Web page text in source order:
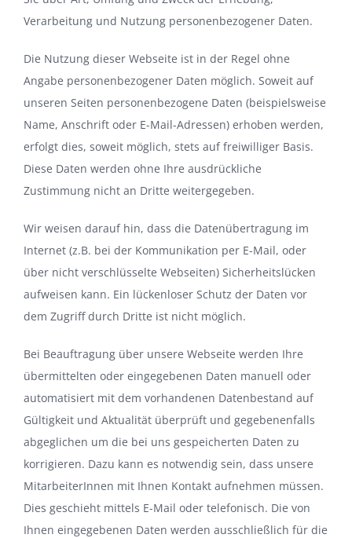
Verarbeitung und Nutzung personenbezogener Daten.
Die Nutzung dieser Webseite ist in der Regel ohne
Angabe personenbezogener Daten möglich. Soweit auf
unseren Seiten personenbezogene Daten (beispielsweise
Name, Anschrift oder E-Mail-Adressen) erhoben werden,
erfolgt dies, soweit möglich, stets auf freiwilliger Basis.
Diese Daten werden ohne Ihre ausdrückliche
Zustimmung nicht an Dritte weitergegeben.
Wir weisen darauf hin, dass die Datenübertragung im
Internet (z.B. bei der Kommunikation per E-Mail, oder
über nicht verschlüsselte Webseiten) Sicherheitslücken
aufweisen kann. Ein lückenloser Schutz der Daten vor
dem Zugriff durch Dritte ist nicht möglich.
Bei Beauftragung über unsere Webseite werden Ihre
übermittelten oder eingegebenen Daten manuell oder
automatisiert mit dem vorhandenen Datenbestand auf
Gültigkeit und Aktualität überprüft und gegebenenfalls
abgeglichen um die bei uns gespeicherten Daten zu
korrigieren. Dazu kann es notwendig sein, dass unsere
MitarbeiterInnen mit Ihnen Kontakt aufnehmen müssen.
Dies geschieht mittels E-Mail oder telefonisch. Die von
Ihnen eingegebenen Daten werden ausschließlich für die